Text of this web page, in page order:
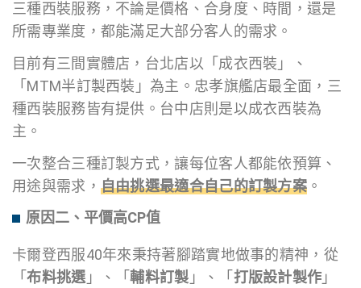
三種西裝服務，不論是價格、合身度、時間，還是
所需專業度，都能滿足大部分客人的需求。
目前有三間實體店，台北店以「成衣西裝」、
「MTM半訂製西裝」為主。忠孝旗艦店最全面，三
種西裝服務皆有提供。台中店則是以成衣西裝為
主。
一次整合三種訂製方式，讓每位客人都能依預算、
用途與需求， 自由挑選最適合自己的訂製方案 。
原因二、平價高CP值
卡爾登西服40年來秉持著腳踏實地做事的精神，從
「布料挑選 」、「輔料訂製 」、「打版設計製作 」